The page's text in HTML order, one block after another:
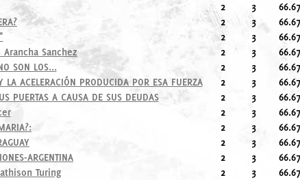
2 3
66.67
2 3
66.67
2 3
66.67
Sanchez 2 3
66.67
SON LOS... 2 3
66.67
ACELERACIÓN PRODUCIDA POR ESA FUERZA 2 3
66.67
PUERTAS A CAUSA DE SUS DEUDAS 2 3
66.67
2 3
66.67
2 3
66.67
2 3
66.67
ARGENTINA 2 3
66.67
Turing 2 3
66.67